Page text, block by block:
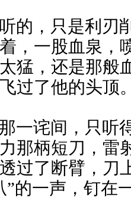
的，只是利刃
，一股血泉，
猛，还是那般
过了他的头顶
一诧间，只听
那柄短刀，雷
过了断臂，刀
”的一声，钉在